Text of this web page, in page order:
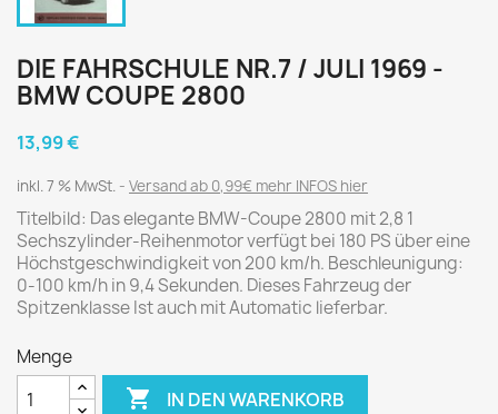
DIE FAHRSCHULE NR.7 / JULI 1969 -
BMW COUPE 2800
13,99 €
inkl. 7 % MwSt. Versand ab 0,99€ mehr INFOS hier
Titelbild: Das elegante BMW-Coupe 2800 mit 2,8 1
Sechszylinder-Reihenmotor verfügt bei 180 PS über eine
Höchstgeschwindigkeit von 200 km/h. Beschleunigung:
0-100 km/h in 9,4 Sekunden. Dieses Fahrzeug der
Spitzenklasse Ist auch mit Automatic lieferbar.
Menge
 IN DEN WARENKORB